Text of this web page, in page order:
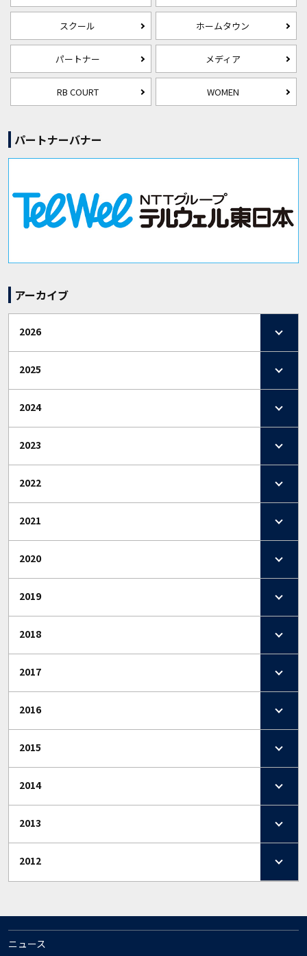
スクール ホームタウン
パートナー メディア
RB COURT WOMEN
パートナーバナー
アーカイブ
2026
2025
2024
2023
2022
2021
2020
2019
2018
2017
2016
2015
2014
2013
2012
ニュース